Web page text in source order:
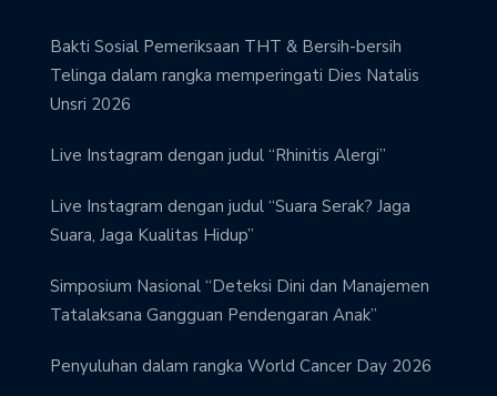
Bakti Sosial Pemeriksaan THT & Bersih-bersih
Telinga dalam rangka memperingati Dies Natalis
Unsri 2026
Live Instagram dengan judul “Rhinitis Alergi”
Live Instagram dengan judul “Suara Serak? Jaga
Suara, Jaga Kualitas Hidup”
Simposium Nasional “Deteksi Dini dan Manajemen
Tatalaksana Gangguan Pendengaran Anak”
Penyuluhan dalam rangka World Cancer Day 2026